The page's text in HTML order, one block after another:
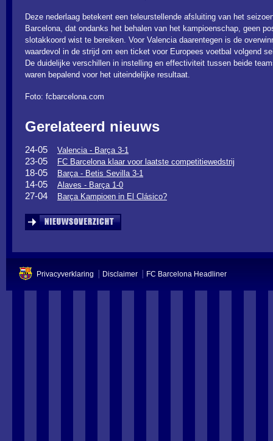
Deze nederlaag betekent een teleurstellende afsluiting van het
Barcelona, dat ondanks het behalen van het kampioenschap, geen
slotakkoord wist te bereiken. Voor Valencia daarentegen is de
waardevol in de strijd om een ticket voor Europees voetbal volgend
De duidelijke verschillen in instelling en effectiviteit tussen beide
waren bepalend voor het uiteindelijke resultaat.
Foto: fcbarcelona.com
Gerelateerd nieuws
24-05 Valencia - Barça 3-1
23-05 FC Barcelona klaar voor laatste competitiewedstrij
18-05 Barça - Betis Sevilla 3-1
14-05 Alaves - Barça 1-0
27-04 Barça Kampioen in El Clásico?
Privacyverklaring Disclaimer FC Barcelona Headliner